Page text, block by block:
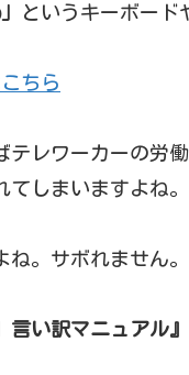
というキーボード
ちら
テレワーカーの労
てしまいますよね。
。サボれません。
言い訳マニュアル』